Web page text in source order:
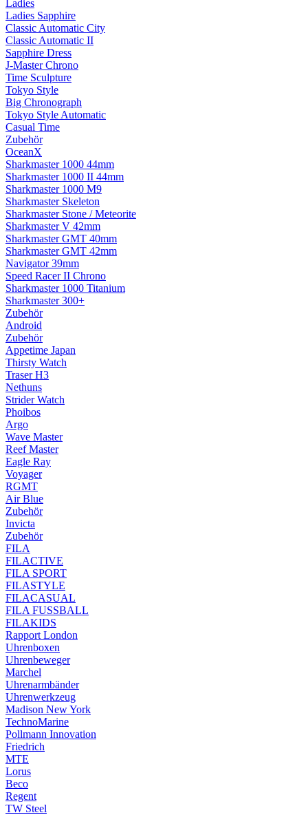
Ladies
Ladies Sapphire
Classic Automatic City
Classic Automatic II
Sapphire Dress
J-Master Chrono
Time Sculpture
Tokyo Style
Big Chronograph
Tokyo Style Automatic
Casual Time
Zubehör
OceanX
Sharkmaster 1000 44mm
Sharkmaster 1000 II 44mm
Sharkmaster 1000 M9
Sharkmaster Skeleton
Sharkmaster Stone / Meteorite
Sharkmaster V 42mm
Sharkmaster GMT 40mm
Sharkmaster GMT 42mm
Navigator 39mm
Speed Racer II Chrono
Sharkmaster 1000 Titanium
Sharkmaster 300+
Zubehör
Android
Zubehör
Appetime Japan
Thirsty Watch
Traser H3
Nethuns
Strider Watch
Phoibos
Argo
Wave Master
Reef Master
Eagle Ray
Voyager
RGMT
Air Blue
Zubehör
Invicta
Zubehör
FILA
FILACTIVE
FILA SPORT
FILASTYLE
FILACASUAL
FILA FUSSBALL
FILAKIDS
Rapport London
Uhrenboxen
Uhrenbeweger
Marchel
Uhrenarmbänder
Uhrenwerkzeug
Madison New York
TechnoMarine
Pollmann Innovation
Friedrich
MTE
Lorus
Beco
Regent
TW Steel